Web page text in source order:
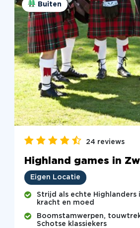
Buiten
24 reviews
Highland games in
Eigen Locatie
Strijd als echte Highlanders
kracht en moed
Boomstamwerpen,
Schotse klassiekers